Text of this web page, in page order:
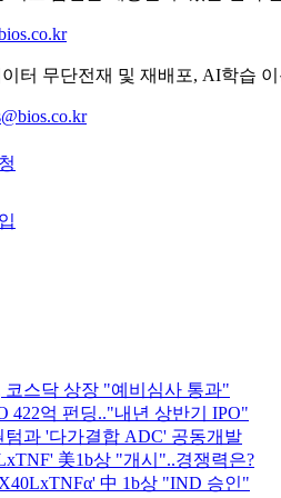
터 무단전재 및 재배포, AI학습
스닥 상장 "예비심사 통과"
422억 펀딩.."내년 상반기 IPO"
과 '다가결합 ADC' 공동개발
美1b상 "개시"..경쟁력은?
中 1b상 "IND 승인"